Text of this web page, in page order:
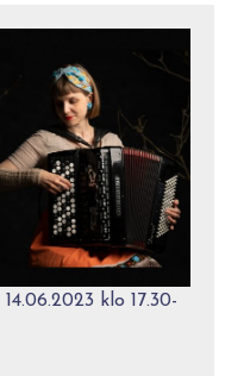
14.06.2023 klo 17.30-